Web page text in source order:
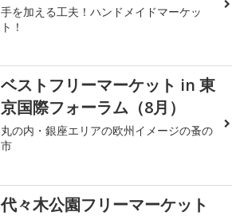
手を加える工夫！ハンドメイドマーケッ
ト！
ベストフリーマーケット in 東
京国際フォーラム（8月）
丸の内・銀座エリアの欧州イメージの蚤の
市
代々木公園フリーマーケット